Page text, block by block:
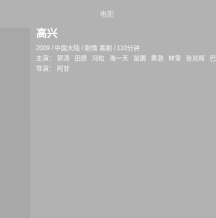
电影
高兴
2009 / 中国大陆 /剧情 喜剧 / 110分钟
主演：
郭涛 田原 冯粒 海一天 苗圃 黄渤 林雪 张兆辉
导演：
阿甘